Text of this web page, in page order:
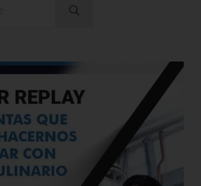
Submeter pesquisa